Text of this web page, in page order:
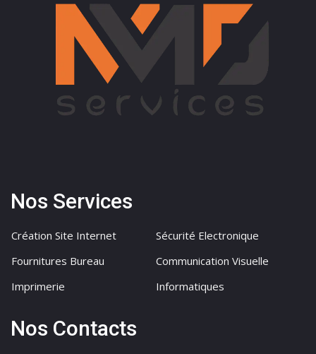
Nos Services
Création Site Internet
Sécurité Electronique
Fournitures Bureau
Communication Visuelle
Imprimerie
Informatiques
Nos Contacts